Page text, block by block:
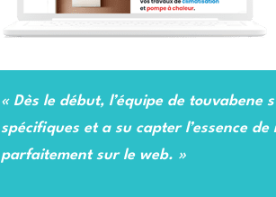
« Dès le début, l’équipe de touvabene
spécifiques et a su capter l’essence
parfaitement sur le web. »